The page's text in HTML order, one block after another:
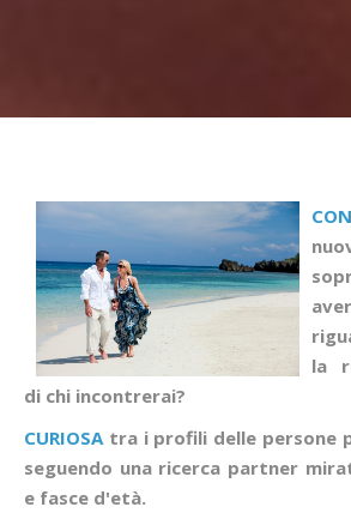
la
di chi incontrerai?
CURIOSA tra i profili delle persone
seguendo una ricerca partner
e fasce d'età.